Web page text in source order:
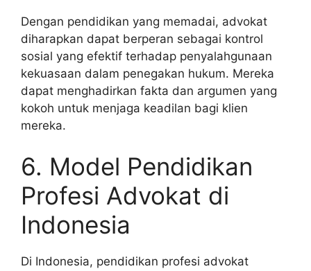
Dengan pendidikan yang memadai, advokat
diharapkan dapat berperan sebagai kontrol
sosial yang efektif terhadap penyalahgunaan
kekuasaan dalam penegakan hukum. Mereka
dapat menghadirkan fakta dan argumen yang
kokoh untuk menjaga keadilan bagi klien
mereka.
6. Model Pendidikan
Profesi Advokat di
Indonesia
Di Indonesia, pendidikan profesi advokat